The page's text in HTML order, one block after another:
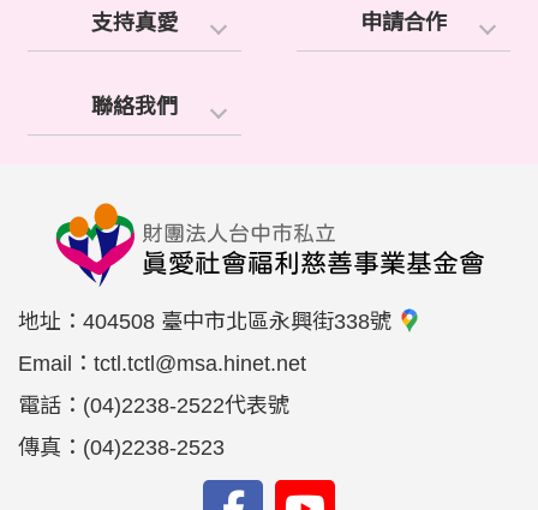
支持真愛 申請合作
聯絡我們
地址： 404508 臺中市北區永興街338號
Email： tctl.tctl@msa.hinet.net
電話： (04)2238-2522代表號
傳真： (04)2238-2523